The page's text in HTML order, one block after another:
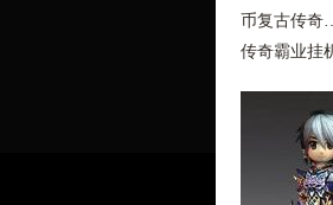
币复古传奇
传奇霸业挂